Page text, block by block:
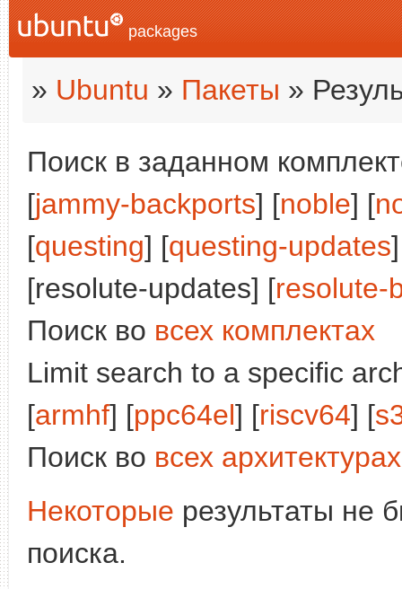
packages
» Ubuntu » Пакеты »
Поиск в заданном
[jammy-backports] [noble] [
[questing] [questing-updates
[resolute-updates] [resolute-
Поиск во всех комплектах
Limit search to a specific
[armhf] [ppc64el] [riscv64] [
Поиск во всех архитектурах
Некоторые результаты не
поиска.